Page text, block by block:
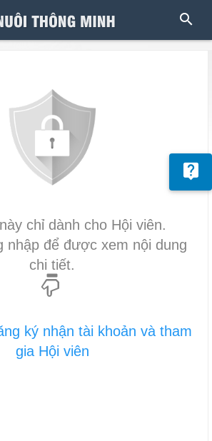
chỉ dành cho Hội viên.
nhập để được xem nội dung
chi tiết.
ký nhận tài khoản và tham
gia Hội viên